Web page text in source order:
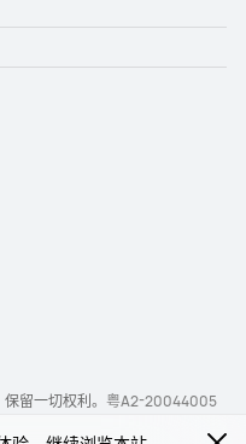
留一切权利。 粤A2-20044005